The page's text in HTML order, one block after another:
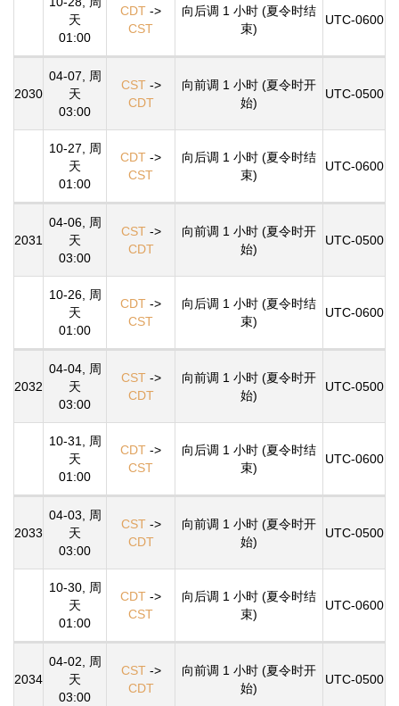
天
01:00
CDT ->
CST
向后调 1 小时 (夏令时结
束)
UTC-0600
2030
04-07, 周
天
03:00
CST ->
CDT
向前调 1 小时 (夏令时开
始)
UTC-0500
10-27, 周
天
01:00
CDT ->
CST
向后调 1 小时 (夏令时结
束)
UTC-0600
2031
04-06, 周
天
03:00
CST ->
CDT
向前调 1 小时 (夏令时开
始)
UTC-0500
10-26, 周
天
01:00
CDT ->
CST
向后调 1 小时 (夏令时结
束)
UTC-0600
2032
04-04, 周
天
03:00
CST ->
CDT
向前调 1 小时 (夏令时开
始)
UTC-0500
10-31, 周
天
01:00
CDT ->
CST
向后调 1 小时 (夏令时结
束)
UTC-0600
2033
04-03, 周
天
03:00
CST ->
CDT
向前调 1 小时 (夏令时开
始)
UTC-0500
10-30, 周
天
01:00
CDT ->
CST
向后调 1 小时 (夏令时结
束)
UTC-0600
2034
04-02, 周
天
03:00
CST ->
CDT
向前调 1 小时 (夏令时开
始)
UTC-0500